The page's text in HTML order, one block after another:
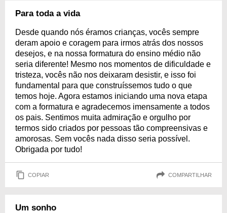
Para toda a vida
Desde quando nós éramos crianças, vocês sempre
deram apoio e coragem para irmos atrás dos nossos
desejos, e na nossa formatura do ensino médio não
seria diferente! Mesmo nos momentos de dificuldade e
tristeza, vocês não nos deixaram desistir, e isso foi
fundamental para que construíssemos tudo o que
temos hoje. Agora estamos iniciando uma nova etapa
com a formatura e agradecemos imensamente a todos
os pais. Sentimos muita admiração e orgulho por
termos sido criados por pessoas tão compreensivas e
amorosas. Sem vocês nada disso seria possível.
Obrigada por tudo!
COPIAR COMPARTILHAR
Um sonho